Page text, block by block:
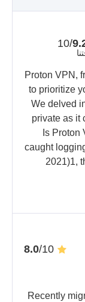
/10
Proton VPN,
to prioritize
We delved
private as it
Is
caught
2021)1,
/10
Recently